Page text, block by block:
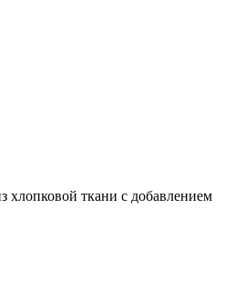
хлопковой ткани с добавлением